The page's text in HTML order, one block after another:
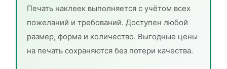
Печать наклеек выполняется с учётом всех
пожеланий и требований. Доступен любой
размер, форма и количество. Выгодные цены
на печать сохраняются без потери качества.